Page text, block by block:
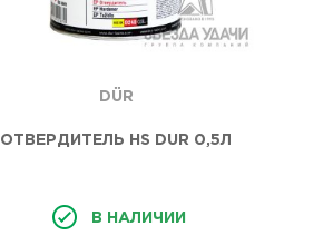
DÜR
ОТВЕРДИТЕЛЬ HS DUR 0,5Л
В НАЛИЧИИ